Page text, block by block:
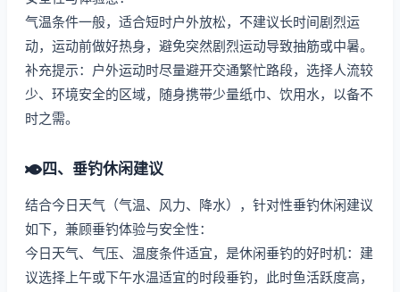
气温条件一般，适合短时户外放松，不建议长时间剧烈运
动，运动前做好热身，避免突然剧烈运动导致抽筋或中暑。
补充提示：户外运动时尽量避开交通繁忙路段，选择人流较
少、环境安全的区域，随身携带少量纸巾、饮用水，以备不
时之需。
四、垂钓休闲建议
结合今日天气（气温、风力、降水），针对性垂钓休闲建议
如下，兼顾垂钓体验与安全性：
今日天气、气压、温度条件适宜，是休闲垂钓的好时机：建
议选择上午或下午水温适宜的时段垂钓，此时鱼活跃度高，